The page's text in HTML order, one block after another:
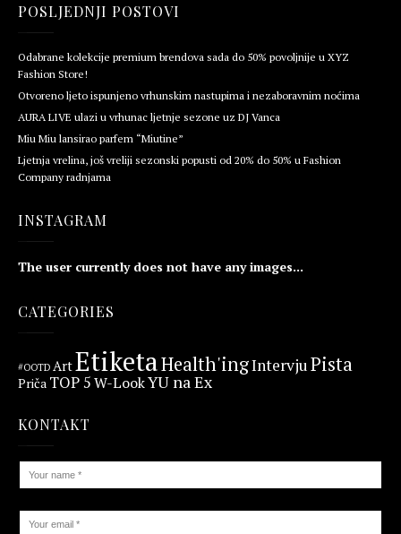
POSLJEDNJI POSTOVI
Odabrane kolekcije premium brendova sada do 50% povoljnije u XYZ
Fashion Store!
Otvoreno ljeto ispunjeno vrhunskim nastupima i nezaboravnim noćima
AURA LIVE ulazi u vrhunac ljetnje sezone uz DJ Vanca
Miu Miu lansirao parfem “Miutine”
Ljetnja vrelina, još vreliji sezonski popusti od 20% do 50% u Fashion
Company radnjama
INSTAGRAM
The user currently does not have any images...
CATEGORIES
#OOTD ArtEtiketaHealth'ingIntervjuPista
Priča TOP 5W-LookYU na Ex
KONTAKT